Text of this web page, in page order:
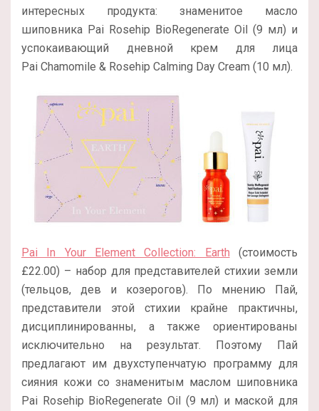
интересных продукта: знаменитое масло
шиповника Pai Rosehip BioRegenerate Oil (9 мл) и
успокаивающий дневной крем для лица
Pai Chamomile & Rosehip Calming Day Cream (10 мл).
Pai In Your Element Collection: Earth (стоимость
£22.00) – набор для представителей стихии земли
(тельцов, дев и козерогов). По мнению Пай,
представители этой стихии крайне практичны,
дисциплинированны, а также ориентированы
исключительно на результат. Поэтому Пай
предлагают им двухступенчатую программу для
сияния кожи со знаменитым маслом шиповника
Pai Rosehip BioRegenerate Oil (9 мл) и маской для